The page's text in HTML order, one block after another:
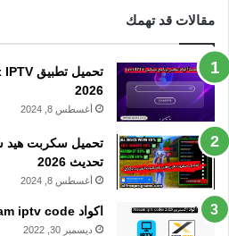
مقالات قد تهمك
2026
أغسطس 8, 2024
تحديث 2026
أغسطس 8, 2024
اكواد xtream iptv code لمدة سنة 2026 مجانا
ديسمبر 30, 2022